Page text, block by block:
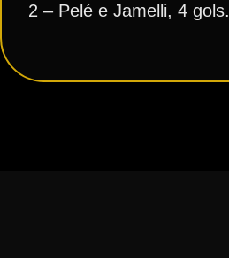
2 – Pelé e Jamelli, 4 gols.